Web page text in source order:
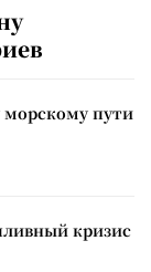
морскому пути
кризис